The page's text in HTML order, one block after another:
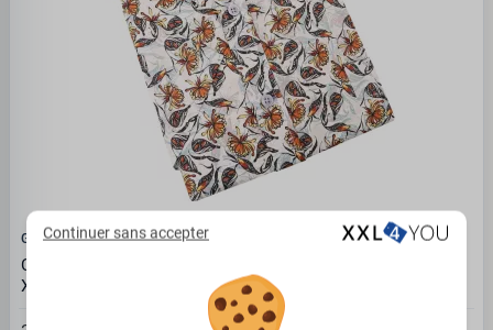
GCM ORIGINALS
Chemise tropicale à fleurs orange foncée taille 4XL été -
XXL4YOU
Continuer sans accepter